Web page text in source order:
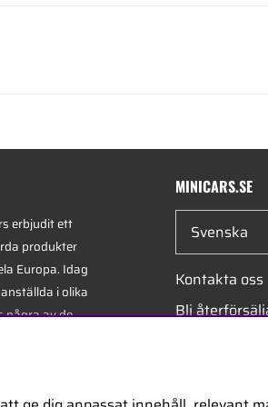
erbjudit ett
produkter
Europa. Idag
i olika
några av de
MINICARS.SE
Svenska
Kontakta oss
Bli